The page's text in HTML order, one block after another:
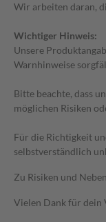
Wir arbeiten daran,
Wichtiger Hinweis:
Unsere
Warnhinweise
Bitte beachte, dass
möglichen Risiken
Für die Richtigkeit
selbstverständlich
Zu Risiken und
Vielen Dank für dein